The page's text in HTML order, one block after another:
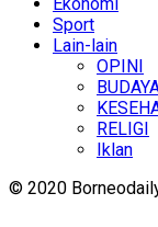
Ekonomi
Sport
Lain-lain
OPINI
RELIGI
Iklan
© 2020